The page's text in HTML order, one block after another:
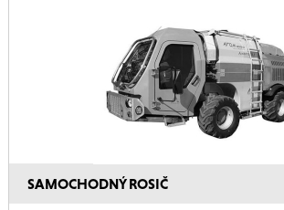
SAMOCHODNÝ ROSIČ